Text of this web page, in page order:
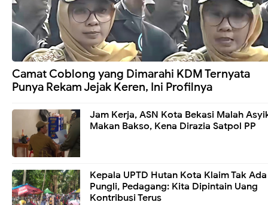
Camat Coblong yang Dimarahi KDM Ternyata
Punya Rekam Jejak Keren, Ini Profilnya
Jam Kerja, ASN Kota Bekasi Malah
Makan Bakso, Kena Dirazia Satpol PP
Kepala UPTD Hutan Kota Klaim Tak Ada
Pungli, Pedagang: Kita Dipintain Uang
Kontribusi Terus